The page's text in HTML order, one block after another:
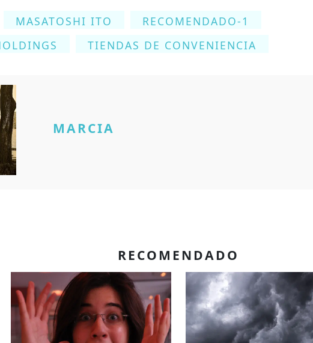
MASATOSHI ITO
RECOMENDADO-1
TIENDAS DE CONVENIENCIA
MARCIA
RECOMENDADO